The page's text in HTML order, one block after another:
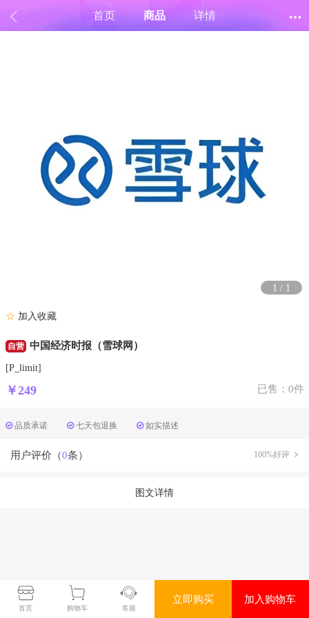
首页 商品 详情
首页 购物车 客服
立即购买 加入购物车
1 / 1
☆ 加入收藏
自营 中国经济时报（雪球网）
[P_limit]
￥249 已售：0件
品质承诺 七天包退换 如实描述
用户评价（0条） 100%好评
图文详情